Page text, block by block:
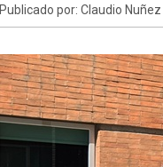
Publicado por: Claudio Nuñez |